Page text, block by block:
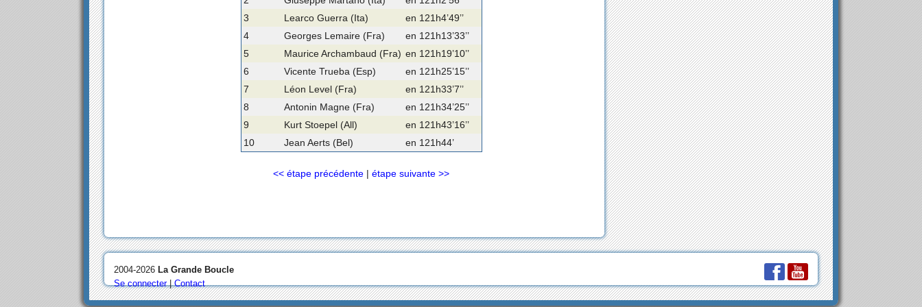
3
Learco Guerra (Ita)
en 121h4’49’’
4
Georges Lemaire (Fra)
en 121h13’33’’
5
Maurice Archambaud (Fra) en 121h19’10’’
6
Vicente Trueba (Esp)
en 121h25’15’’
7
Léon Level (Fra)
en 121h33’7’’
8
Antonin Magne (Fra)
en 121h34’25’’
9
Kurt Stoepel (All)
en 121h43’16’’
10
Jean Aerts (Bel) en 121h44’
<< étape précédente |étape suivante >>
2004-2026 La Grande Boucle
Se connecter|Contact